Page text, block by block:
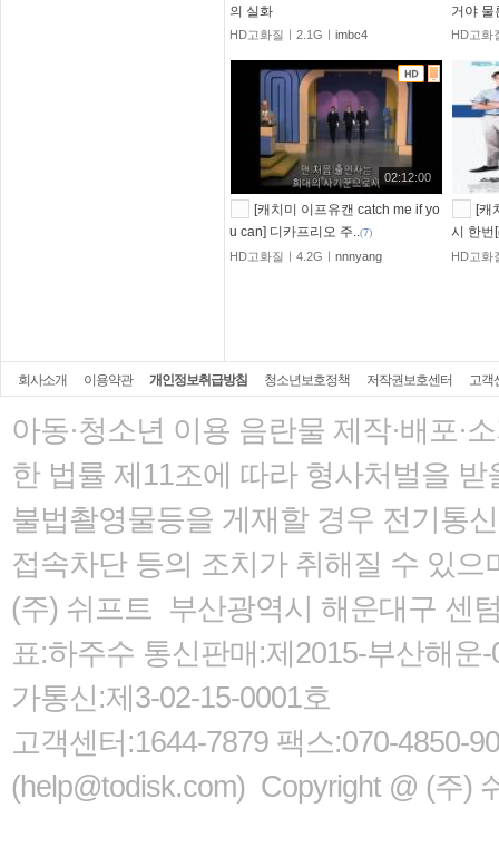
의 실화
HD고화질ㅣ2.1Gㅣimbc4
거야 물
HD고화
02:12:00
[캐치미 이프유캔 catch me if yo
u can] 디카프리오 주..(7)
HD고화질ㅣ4.2Gㅣnnnyang
[캐
시 한번
HD고화
회사소개 이용약관 개인정보취급방침 청소년보호정책 저작권보호센터 고객
아동·청소년 이용 음란물 제작·배포·
한 법률 제11조에 따라 형사처벌을 받
불법촬영물등을 게재할 경우 전기통
접속차단 등의 조치가 취해질 수 있으
(주) 쉬프트 부산광역시 해운대구 센
표:하주수 통신판매:제2015-부산해
가통신:제3-02-15-0001호
고객센터:1644-7879 팩스:070-4850-
(help@todisk.com) Copyright @ (주)